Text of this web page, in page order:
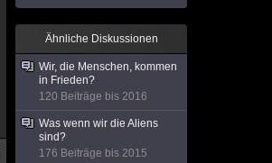
Ähnliche Diskussionen
Wir, die Menschen, kommen
in Frieden?
120 Beiträge bis 2016
Was wenn wir die Aliens
sind?
176 Beiträge bis 2015